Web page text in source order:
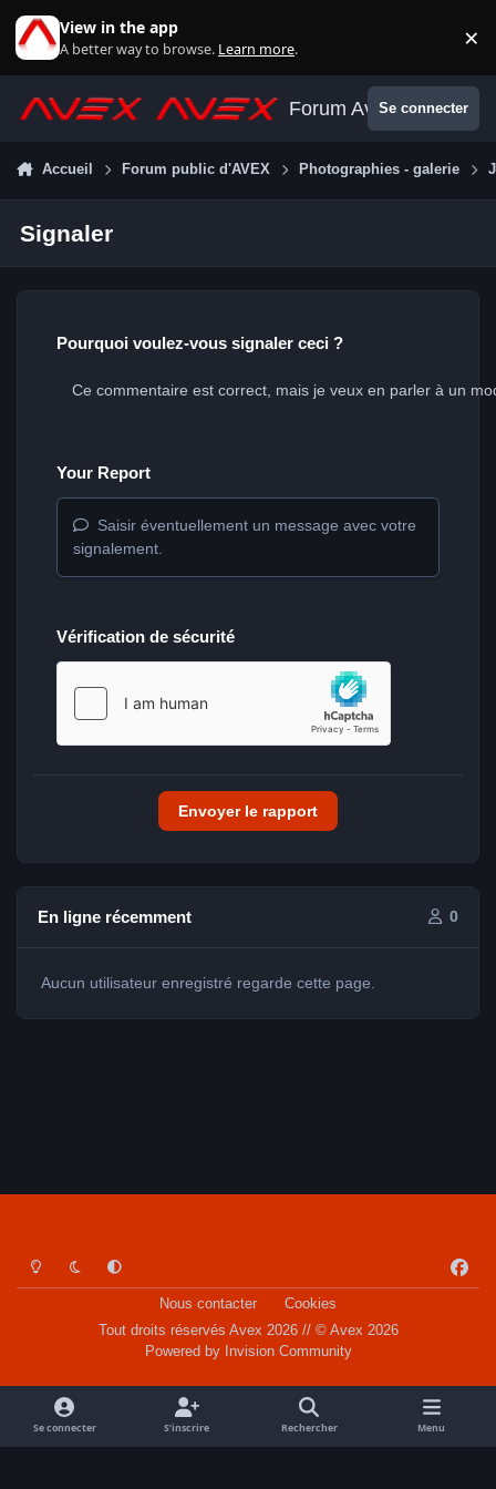
View in the app
A better way to browse. Learn more. ×
Forum AvexSe connecter
Accueil Forum public d'AVEX Photographies - galerie
Signaler
Pourquoi voulez-vous signaler ceci ?
Your Report
Saisir éventuellement un message avec votre
signalement.
Vérification de sécurité
Envoyer le rapport
En ligne récemment 0
Aucun utilisateur enregistré regarde cette page.
Light ModeDark ModeSystem Preference
a
o
k
Nous contacter
Cookies
Tout droits réservés Avex 2026 // © Avex 2026
Powered by Invision Community
Se connecter S’inscrire Rechercher Menu